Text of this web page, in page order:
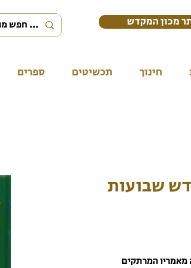
מכון המקדש
חינוך תכשיטים ספרים
שבועות
מאמריו המרתקים